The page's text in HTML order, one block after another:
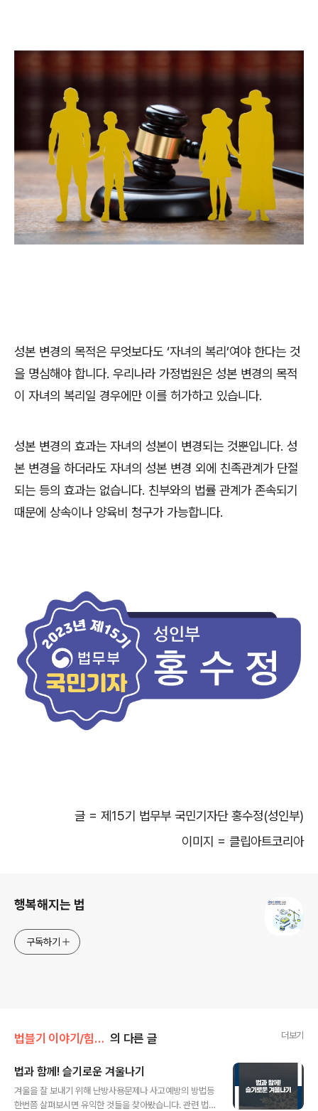
성본 변경의 목적은 무엇보다도 ‘자녀의 복리’여야 한다는 것
을 명심해야 합니다. 우리나라 가정법원은 성본 변경의 목적
이 자녀의 복리일 경우에만 이를 허가하고 있습니다.
성본 변경의 효과는 자녀의 성본이 변경되는 것뿐입니다. 성
본 변경을 하더라도 자녀의 성본 변경 외에 친족관계가 단절
되는 등의 효과는 없습니다. 친부와의 법률 관계가 존속되기
때문에 상속이나 양육비 청구가 가능합니다.
글 = 제 15기 법무부 국민기자단 홍수정(성인부)
이미지 = 클립아트코리아
행복해지는 법
구독하기
법블기 이야기/힘이되는 법 의 다른 글 더보기
법과 함께! 슬기로운 겨울나기
겨울을 잘 보내기 위해 난방사용문제나 사고예방의 방법등
한번쯤 살펴보시면 유익한 것들을 찾아봤습니다. 관련 법